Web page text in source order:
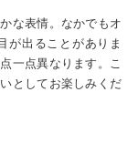
な表情。なかでもオ
が出ることがありま
一点異なります。こ
としてお楽しみくだ